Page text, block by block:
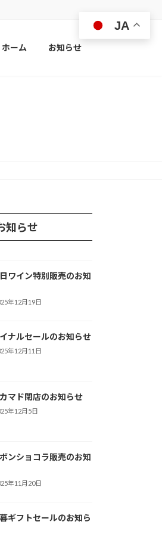
ホーム お知らせ
知らせ
ワイン特別販売のお知
年12月19日
ナルセールのお知らせ
年12月11日
マド閉店のお知らせ
年12月5日
ンショコラ販売のお知
年11月20日
ギフトセールのお知ら
JA